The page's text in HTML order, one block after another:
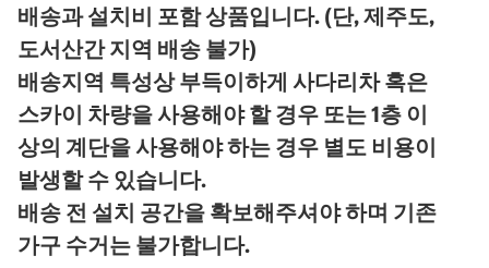
배송과 설치비 포함 상품입니다. (단, 제주도,
도서산간 지역 배송 불가)
배송지역 특성상 부득이하게 사다리차 혹은
스카이 차량을 사용해야 할 경우 또는 1층 이
상의 계단을 사용해야 하는 경우 별도 비용이
발생할 수 있습니다.
배송 전 설치 공간을 확보해주셔야 하며 기존
가구 수거는 불가합니다.